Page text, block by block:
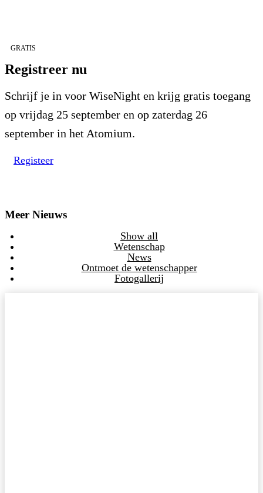
GRATIS
Registreer nu
Schrijf je in voor WiseNight en krijg gratis toegang
op vrijdag 25 september en op zaterdag 26
september in het Atomium.
Registeer
Meer Nieuws
Show all
Wetenschap
News
Ontmoet de wetenschapper
Fotogallerij